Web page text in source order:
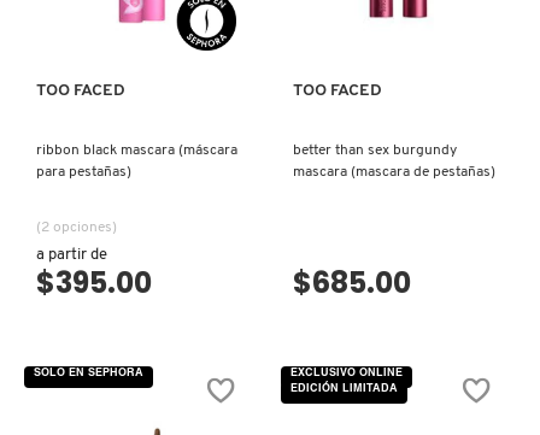
GUERLAIN
HUDA BEAUTY
HUGO BOSS
TOO FACED
ribbon black mascara (máscara
para pestañas)
(2 opciones)
a partir de
$395.00
TOO FACED
better than sex burgundy
mascara (mascara de pestañas)
$685.00
SOLO EN SEPHORA
EXCLUSIVO ONLINE
EDICIÓN LIMITADA